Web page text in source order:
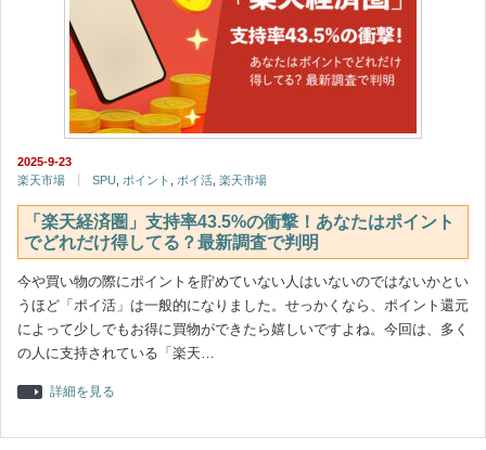
2025-9-23
楽天市場
SPU ポイント ポイ活 楽天市場
「楽天経済圏」支持率43.5%の衝撃！あなたはポイント
でどれだけ得してる？最新調査で判明
今や買い物の際にポイントを貯めていない人はいないのではないかとい
うほど「ポイ活」は一般的になりました。せっかくなら、ポイント還元
によって少しでもお得に買物ができたら嬉しいですよね。今回は、多く
の人に支持されている「楽天…
詳細を見る